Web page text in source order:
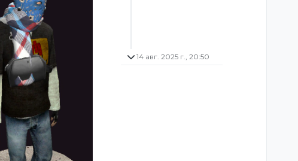
14 авг. 2025 г., 20:50